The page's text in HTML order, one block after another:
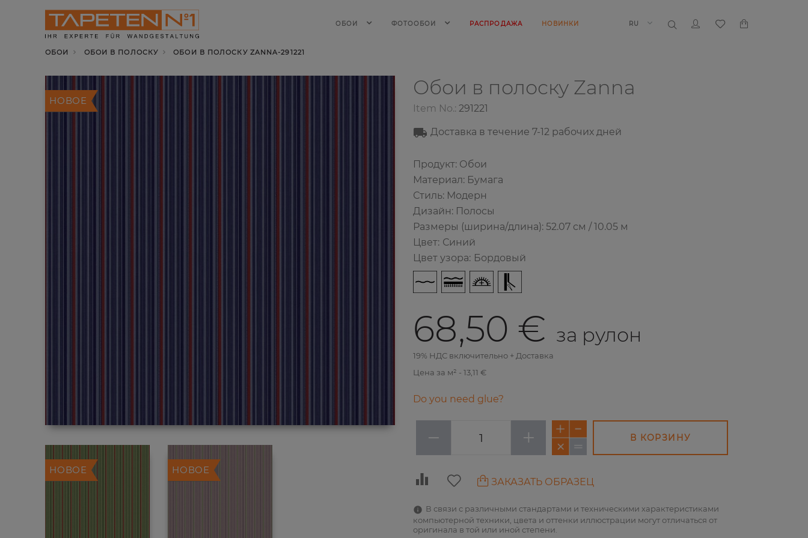
ОБОИ ФОТООБОИ РАСПРОДАЖА НОВИНКИ RU
ОБОИ ОБОИ В ПОЛОСКУ ОБОИ В ПОЛОСКУ ZANNA-291221
НОВОЕ
НОВОЕ НОВОЕ
Обои в полоску Zanna
Item No.: 291221
Доставка в течение 7-12 рабочих дней
Продукт: Обои
Материал: Бумага
Стиль: Модерн
Дизайн: Полосы
Размеры (ширина/длина): 52.07 см / 10.05 м
Цвет: Синий
Цвет узора: Бордовый
68,50 € за рулон
19% НДС включительно + Доставка
Цена за м² - 13,11 €
Do you need glue?
− + В КОРЗИНУ
ЗАКАЗАТЬ ОБРАЗЕЦ
В связи с различными стандартами и техническими характеристиками
компьютерной техники, цвета и оттенки иллюстрации могут отличаться от
оригинала в той или иной степени.